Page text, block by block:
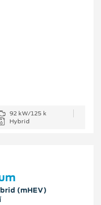
92 kW/125 k
Hybrid
(mHEV)